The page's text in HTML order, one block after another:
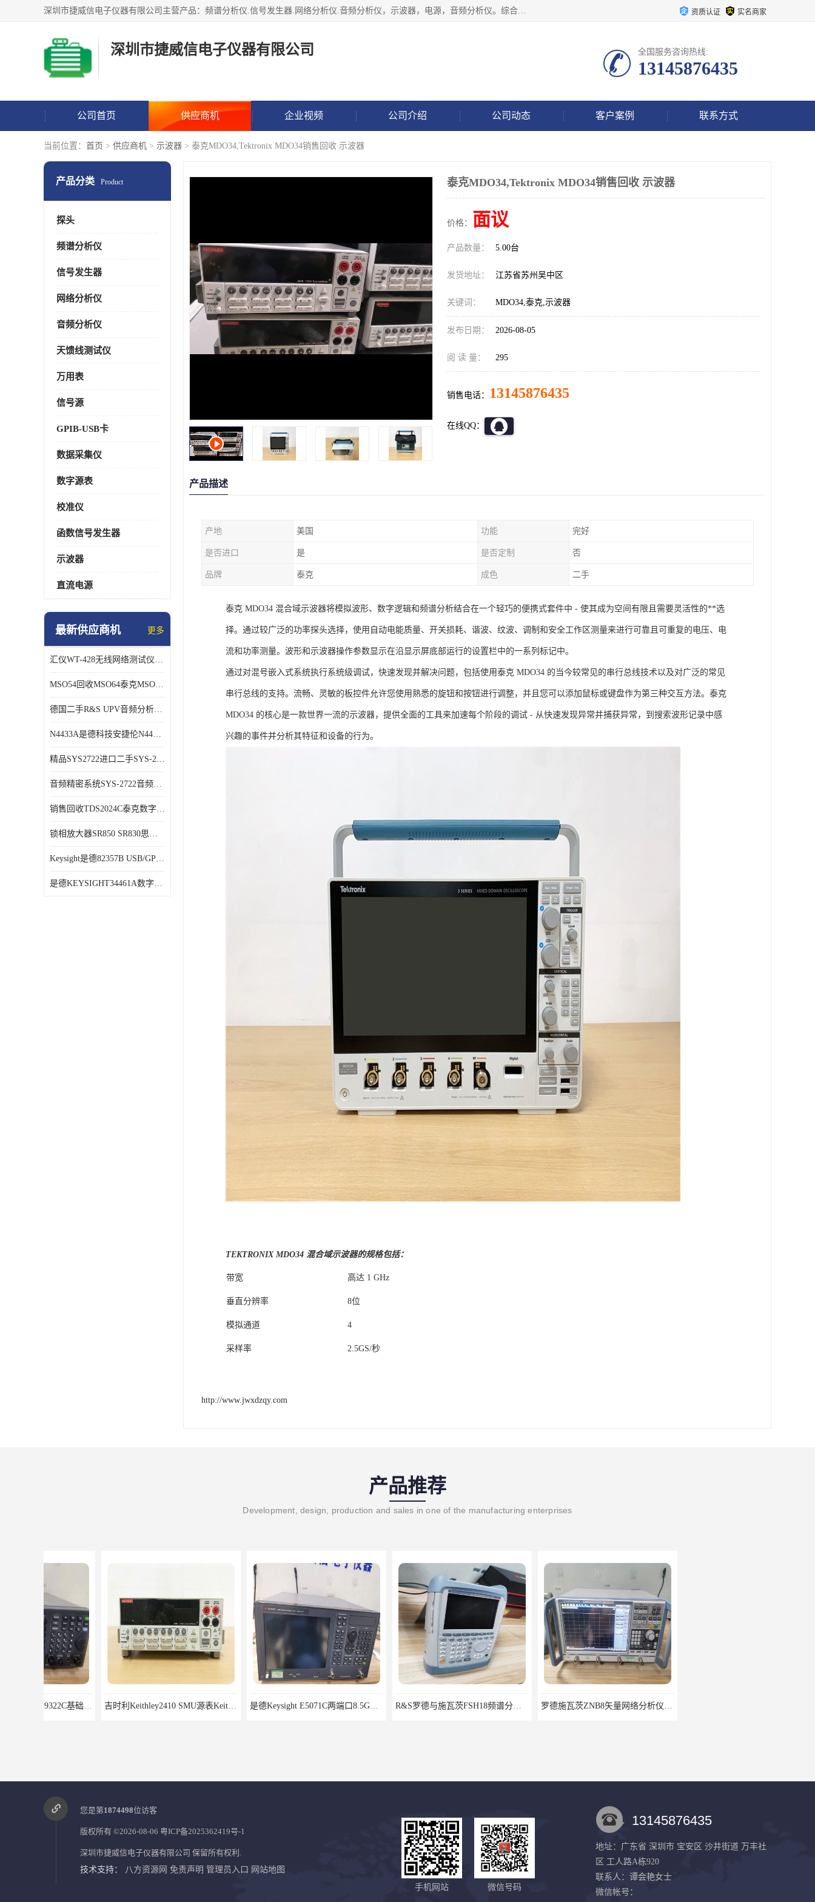
深圳市捷威信电子仪器有限公司主营产品：频谱分析仪.信号发生器.网络分析仪.音频分析仪，示波器，电源，音频分析仪。综合测试仪。蓝牙测试仪等 资质认证 实名商家
深圳市捷威信电子仪器有限公司 全国服务咨询热线:
13145876435
公司首页 供应商机 企业视频 公司介绍 公司动态 客户案例 联系方式
当前位置： 首页 > 供应商机 > 示波器 > 泰克MDO34,Tektronix MDO34销售回收 示波器
产品分类 Product
探头
频谱分析仪
信号发生器
网络分析仪
音频分析仪
天馈线测试仪
万用表
信号源
GPIB-USB卡
数据采集仪
数字源表
校准仪
函数信号发生器
示波器
直流电源
最新供应商机 更多
汇仪WT-428无线网络测试仪WT328销售/回收
MSO54回收MSO64泰克MSO56B混号示波器
德国二手R&S UPV音频分析仪长期销售回收
N4433A是德科技安捷伦N4433A网络分析仪校准件
精品SYS2722进口二手SYS-2722 音频分析仪
音频精密系统SYS-2722音频分析仪
销售回收TDS2024C泰克数字示波器TDS3054C
锁相放大器SR850 SR830思坦福
Keysight是德82357B USB/GPIB接口
是德KEYSIGHT34461A数字万用表六位半34470A
泰克MDO34,Tektronix MDO34销售回收 示波器
价格： 面议
产品数量： 5.00台
发货地址： 江苏省苏州吴中区
关键词： MDO34,泰克,示波器
发布日期： 2026-08-05
阅 读 量： 295
销售电话： 13145876435
在线QQ：
产品描述
产地 美国 功能 完好
是否进口 是 是否定制 否
品牌 泰克 成色 二手
泰克 MDO34 混合域示波器将模拟波形、数字逻辑和频谱分析结合在一个轻巧的便携式套件中 - 使其成为空间有限且需要灵活性的**选
择。 通过较广泛的功率探头选择，使用自动电能质量、开关损耗、谐波、纹波、调制和安全工作区测量来进行可靠且可重复的电压、电
流和功率测量。 波形和示波器操作参数显示在沿显示屏底部运行的设置栏中的一系列标记中。
通过对混号嵌入式系统执行系统级调试，快速发现并解决问题，包括使用泰克 MDO34 的当今较常见的串行总线技术以及对广泛的常见
串行总线的支持。 流畅、灵敏的板控件允许您使用熟悉的旋钮和按钮进行调整，并且您可以添加鼠标或键盘作为第三种交互方法。 泰克
MDO34 的核心是一款世界一流的示波器，提供全面的工具来加速每个阶段的调试 - 从快速发现异常并捕获异常，到搜索波形记录中感
兴趣的事件并分析其特征和设备的行为。
TEKTRONIX MDO34 混合域示波器的规格包括：
带宽 高达 1 GHz
垂直分辨率 8位
模拟通道 4
采样率 2.5GS/秒
http://www.jwxdzqy.com
产品推荐
Development, design, production and sales in one of the manufacturing enterprises
吉时利Keithley2410 SMU源表Keithley2420 是德Keysight E5071C两端口8.5G租赁 R&S罗德与施瓦茨FSH18频谱分析仪FSH20 罗德施瓦茨ZNB8矢量网络分析仪2个端口9kHz-8.5GHz Keysight E4980A/001/200精密
罗德施瓦茨SMW200A矢量信号发生器6GHz 回收销售租赁安捷伦Agilent射频测试仪4287A Keysight33522B波形发生器30MHz2通道带ARB
您是第1874498位访客
版权所有 ©2026-08-06 粤ICP备2025362419号-1
深圳市捷威信电子仪器有限公司 保留所有权利.
技术支持： 八方资源网 免责声明 管理员入口 网站地图
手机网站
微信号码
13145876435
地址：广东省 深圳市 宝安区 沙井街道 万丰社
区 工人路A栋920
联系人：谭会艳女士
微信帐号：